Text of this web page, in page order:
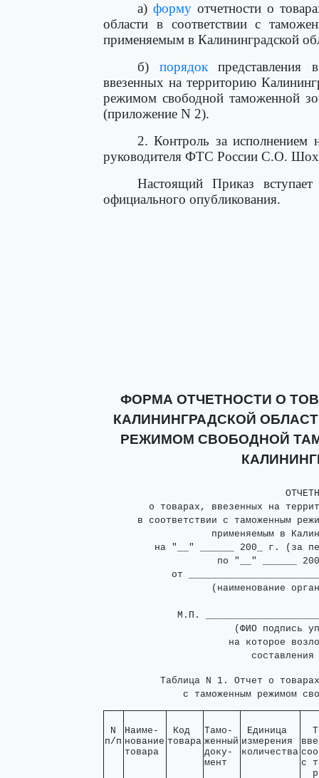
а) формуотчетности о
области в соответствии с
применяемым в Калининградской
б) порядокпредставления
ввезенных на территорию
режимом свободной таможенной
(приложение N 2).
2. Контроль за исполнением
руководителя ФТС России С.О.
Настоящий Приказ
официального опубликования.
ФОРМА ОТЧЕТНОСТИ О
КАЛИНИНГРАДСКОЙ
РЕЖИМОМ СВОБОДНОЙ
о товарах, ввезенных на
в соответствии с таможенным
применяемым в
на "__" ______ 200_ г. (за
по "__" ______
от
(наименование
М.П.
(ФИО подпись
на которое
Таблица N 1. Отчет о
с таможенным режимом
N
п/п
Наиме-
нование
товара
Код
товара
Тамо-
женный
доку-
мент
Единица
измерения
количества
с